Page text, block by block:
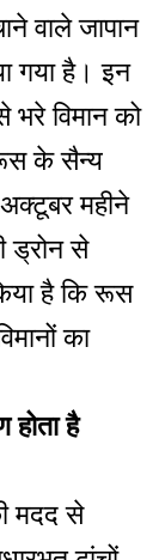
वाले जापान
गया है। इन
भरे विमान को
के सैन्‍य
महीने
ड्रोन से
है कि रूस
का
होता है
मदद से